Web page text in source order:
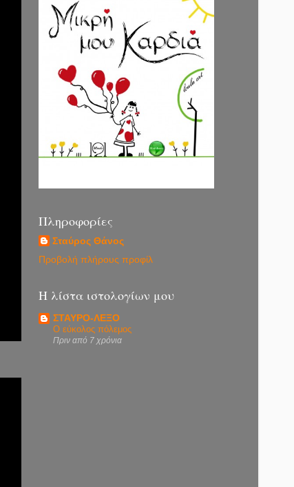
Πληροφορίες
Σταύρος Θάνος
Προβολή πλήρους προφίλ
Η λίστα ιστολογίων μου
ΣΤΑΥΡΟ-ΛΕΞΟ
Ο εύκολος πόλεμος
Πριν από 7 χρόνια